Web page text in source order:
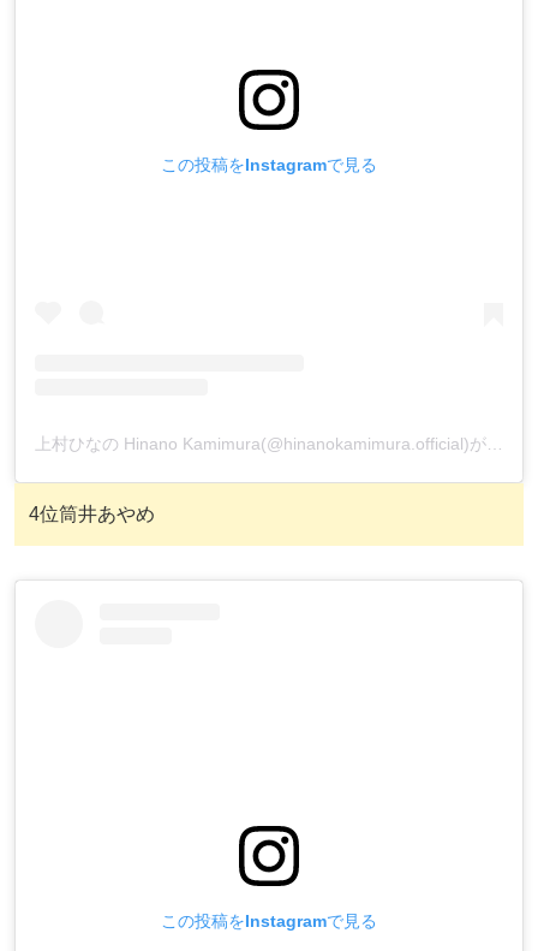
この投稿をInstagramで見る
上村ひなの Hinano Kamimura(@hinanokamimura.official)がシェアした投稿
4位筒井あやめ
この投稿をInstagramで見る